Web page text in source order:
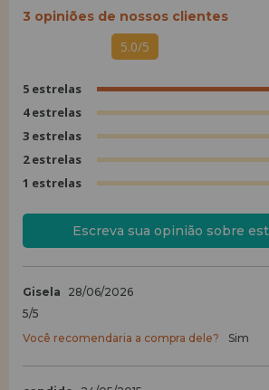
3 opiniões de nossos clientes
5.0/5
5 estrelas
4 estrelas
3 estrelas
2 estrelas
1 estrelas
Escreva sua opinião sobre
Gisela
28/06/2026
5/5
Você recomendaria a compra dele?
Sim